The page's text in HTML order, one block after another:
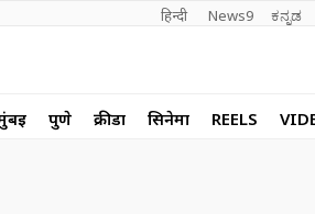
हिन्दी News9 ಕನ್ನಡ
पुणे क्रीडा सिनेमा REELS